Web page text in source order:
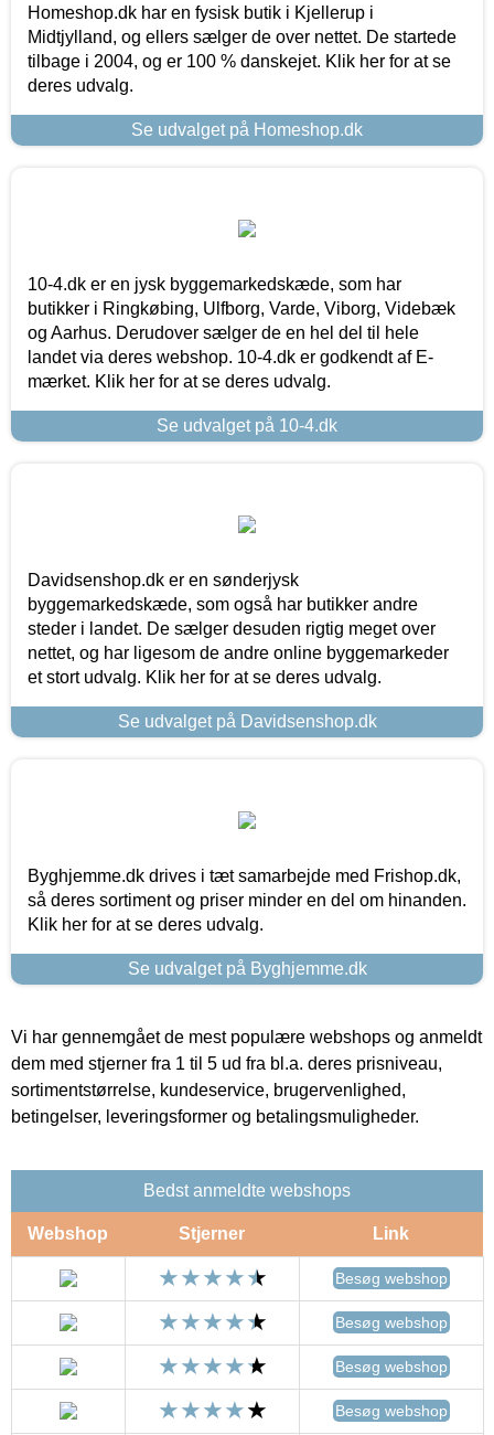
Homeshop.dk har en fysisk butik i Kjellerup i
Midtjylland, og ellers sælger de over nettet. De startede
tilbage i 2004, og er 100 % danskejet. Klik her for at se
deres udvalg.
Se udvalget på Homeshop.dk
10-4.dk er en jysk byggemarkedskæde, som har
butikker i Ringkøbing, Ulfborg, Varde, Viborg, Videbæk
og Aarhus. Derudover sælger de en hel del til hele
landet via deres webshop. 10-4.dk er godkendt af E-
mærket. Klik her for at se deres udvalg.
Se udvalget på 10-4.dk
Davidsenshop.dk er en sønderjysk
byggemarkedskæde, som også har butikker andre
steder i landet. De sælger desuden rigtig meget over
nettet, og har ligesom de andre online byggemarkeder
et stort udvalg. Klik her for at se deres udvalg.
Se udvalget på Davidsenshop.dk
Byghjemme.dk drives i tæt samarbejde med Frishop.dk,
så deres sortiment og priser minder en del om hinanden.
Klik her for at se deres udvalg.
Se udvalget på Byghjemme.dk
Vi har gennemgået de mest populære webshops og anmeldt
dem med stjerner fra 1 til 5 ud fra bl.a. deres prisniveau,
sortimentstørrelse, kundeservice, brugervenlighed,
betingelser, leveringsformer og betalingsmuligheder.
Bedst anmeldte webshops
Webshop Stjerner Link
Besøg webshop
Besøg webshop
Besøg webshop
Besøg webshop